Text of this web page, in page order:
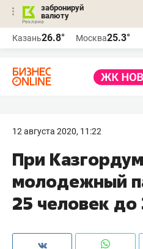
забронируй
валюту
Казань26.8° Москва25.3°
12 августа 2020, 11:22
При
молодежный
25 человек до